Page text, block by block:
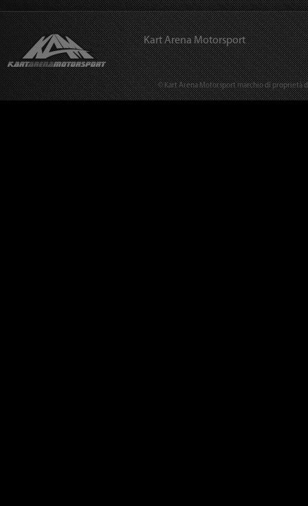
Kart Arena Motorsport
© Kart Arena Motorsport marchio di proprietà